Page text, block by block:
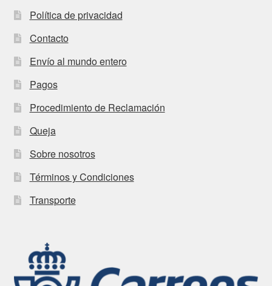
Política de privacidad
Contacto
Envío al mundo entero
Pagos
Procedimiento de Reclamación
Queja
Sobre nosotros
Términos y Condiciones
Transporte